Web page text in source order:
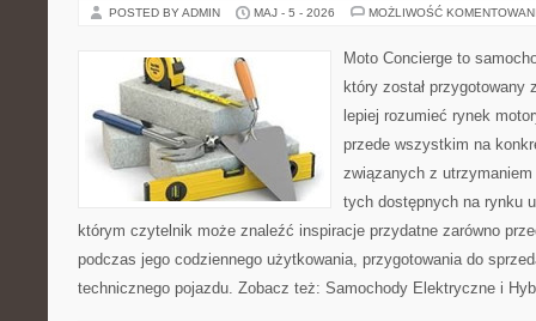
POSTED BY ADMIN MAJ - 5 - 2026 MOŻLIWOŚĆ
Moto Concierge to
który został
lepiej rozumieć rynek
przede wszystkim na
związanych z utrzymaniem
tych dostępnych na rynku
którym czytelnik może znaleźć inspiracje przydatne zarówno
podczas jego codziennego użytkowania, przygotowania do
technicznego pojazdu. Zobacz też: Samochody Elektryczne i